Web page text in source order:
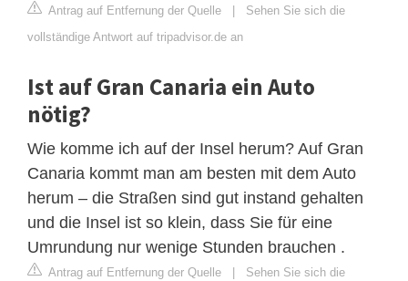
Antrag auf Entfernung der Quelle | Sehen Sie sich die
vollständige Antwort auf tripadvisor.de an
Ist auf Gran Canaria ein Auto
nötig?
Wie komme ich auf der Insel herum? Auf Gran
Canaria kommt man am besten mit dem Auto
herum – die Straßen sind gut instand gehalten
und die Insel ist so klein, dass Sie für eine
Umrundung nur wenige Stunden brauchen .
Antrag auf Entfernung der Quelle | Sehen Sie sich die